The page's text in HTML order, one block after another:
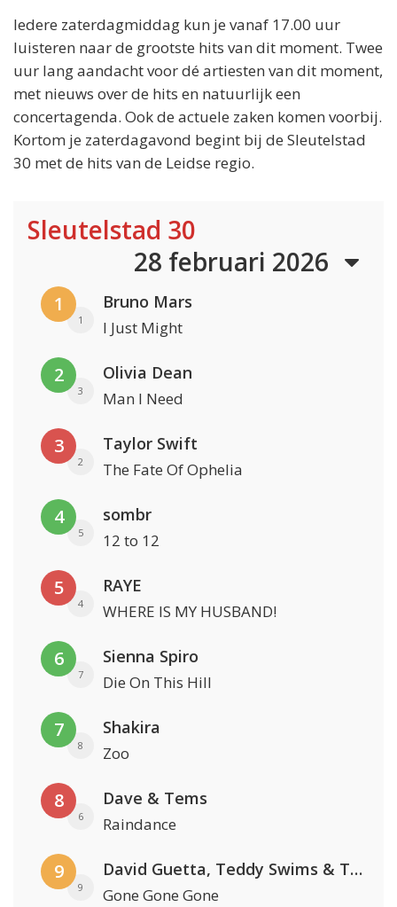
Iedere zaterdagmiddag kun je vanaf 17.00 uur
luisteren naar de grootste hits van dit moment. Twee
uur lang aandacht voor dé artiesten van dit moment,
met nieuws over de hits en natuurlijk een
concertagenda. Ook de actuele zaken komen voorbij.
Kortom je zaterdagavond begint bij de Sleutelstad
30 met de hits van de Leidse regio.
Sleutelstad 30
28 februari 2026
1
1
Bruno Mars
I Just Might
2
3
Olivia Dean
Man I Need
3
2
Taylor Swift
The Fate Of Ophelia
4
5
sombr
12 to 12
5
4
RAYE
WHERE IS MY HUSBAND!
6
7
Sienna Spiro
Die On This Hill
7
8
Shakira
Zoo
8
6
Dave & Tems
Raindance
9
9
David Guetta, Teddy Swims & Tones And I
Gone Gone Gone